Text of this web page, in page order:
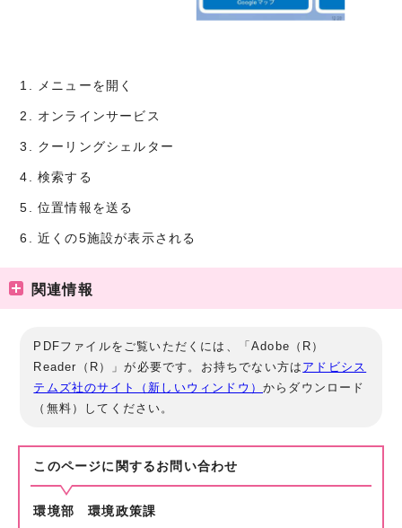
メニューを開く
オンラインサービス
クーリングシェルター
検索する
位置情報を送る
近くの5施設が表示される
関連情報
PDFファイルをご覧いただくには、「Adobe（R）
Reader（R）」が必要です。お持ちでない方は アドビシス
テムズ社のサイト（新しいウィンドウ）からダウンロード
（無料）してください。
このページに関する お問い合わせ
環境部 環境政策課